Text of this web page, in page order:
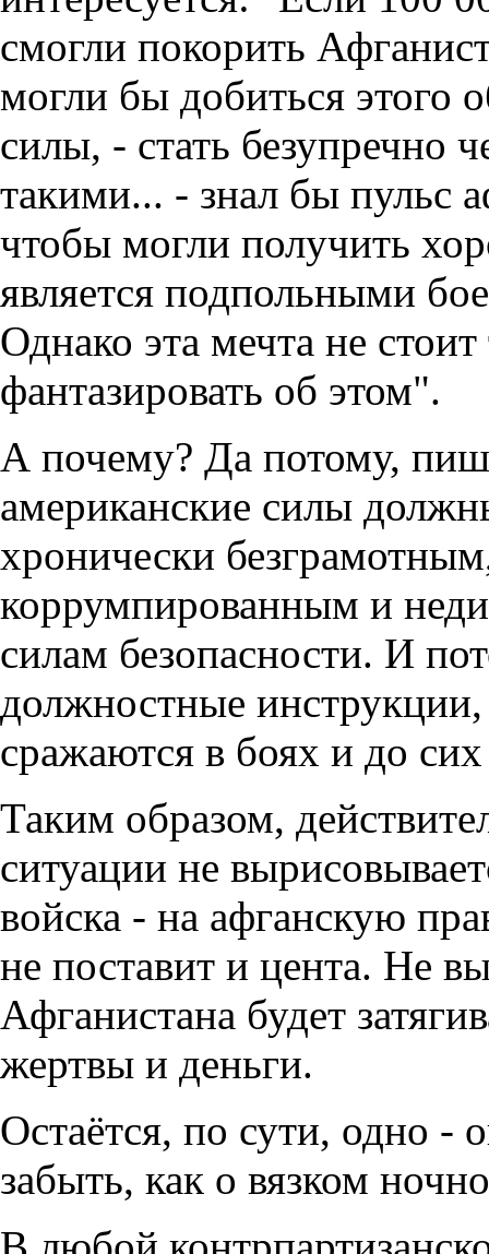
смогли покорить
могли бы добиться
силы, - стать безупречно
такими... - знал бы пульс
чтобы могли получить
является подпольными
Однако эта мечта не
фантазировать об этом".
А почему? Да потому,
американские силы
хронически
коррумпированным и
силам безопасности. И
должностные
сражаются в боях и до
Таким образом,
ситуации не
войска - на афганскую
не поставит и цента. Не
Афганистана будет
жертвы и деньги.
Остаётся, по сути, одно -
забыть, как о вязком